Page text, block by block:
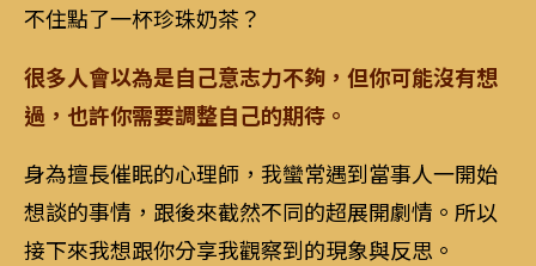
不住點了一杯珍珠奶茶？
很多人會以為是自己意志力不夠，但你可能沒有想
過，也許你需要調整自己的期待。
身為擅長催眠的心理師，我蠻常遇到當事人一開始
想談的事情，跟後來截然不同的超展開劇情。所以
接下來我想跟你分享我觀察到的現象與反思。